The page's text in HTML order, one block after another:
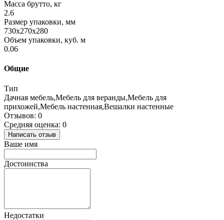
Масса брутто, кг
2.6
Размер упаковки, мм
730x270x280
Объем упаковки, куб. м
0.06
Общие
Тип
Дачная мебель,Мебель для веранды,Мебель для
прихожей,Мебель настенная,Вешалки настенные
Отзывов: 0
Средняя оценка: 0
Написать отзыв
Ваше имя
Достоинства
Недостатки